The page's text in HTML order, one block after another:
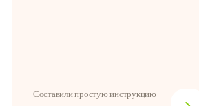
Составили простую инструкцию